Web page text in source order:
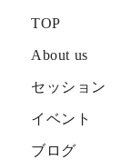
TOP
About us
セッション
イベント
ブログ